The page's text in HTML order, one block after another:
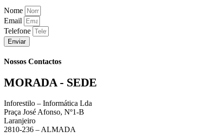
Nome
Email
Telefone
Enviar
Nossos Contactos
MORADA - SEDE
Inforestilo – Informática Lda
Praça José Afonso, Nº1-B
Laranjeiro
2810-236 – ALMADA